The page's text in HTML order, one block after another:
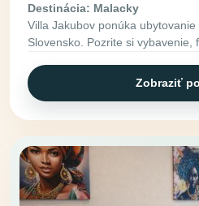
Destinácia: Malacky
Villa Jakubov ponúka ubytovanie
Slovensko. Pozrite si vybavenie,
Zobraziť